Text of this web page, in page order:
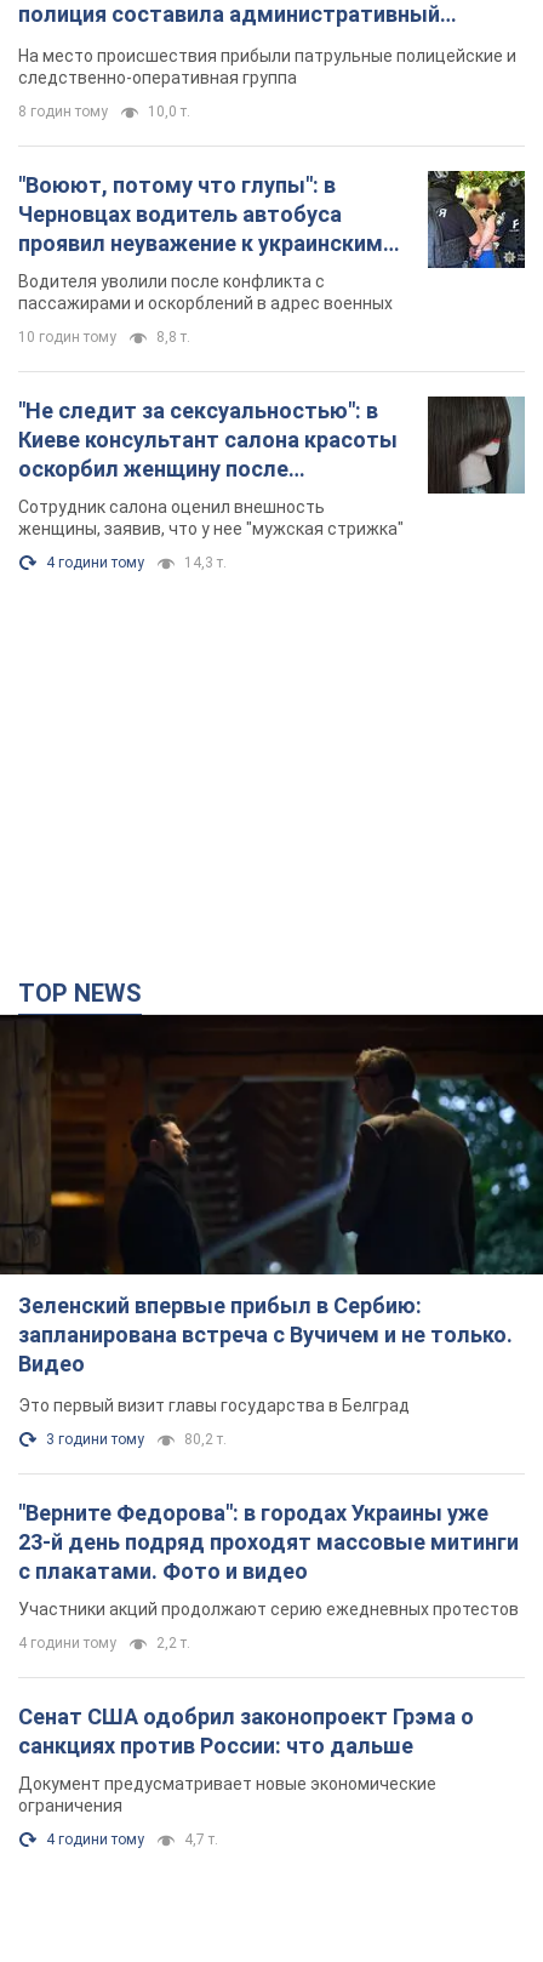
10 годин тому 8,8 т.
"Не следит за сексуальностью": в
Киеве консультант салона красоты
оскорбил женщину после
химиотерапии, разгорелся скандал.
Фото
Сотрудник салона оценил внешность
женщины, заявив, что у нее "мужская стрижка"
4 години тому 14,3 т.
Зеленский впервые прибыл в Сербию:
запланирована встреча с Вучичем и не только.
Это первый визит главы государства в Белград
3 години тому 80,2 т.
"Верните Федорова": в городах Украины уже
23-й день подряд проходят массовые митинги
с плакатами. Фото и видео
Участники акций продолжают серию ежедневных протестов
4 години тому 2,2 т.
Сенат США одобрил законопроект Грэма о
санкциях против России: что дальше
4 години тому 4,7 т.